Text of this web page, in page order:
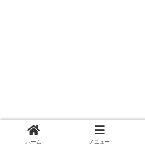
ホーム メニュー